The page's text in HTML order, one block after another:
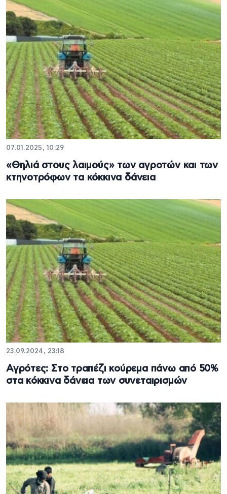
07.01.2025, 10:29
«Θηλιά στους λαιμούς» των αγροτών και των
κτηνοτρόφων τα κόκκινα δάνεια
23.09.2024, 23:18
Αγρότες: Στο τραπέζι κούρεμα πάνω από 50%
στα κόκκινα δάνεια των συνεταιρισμών